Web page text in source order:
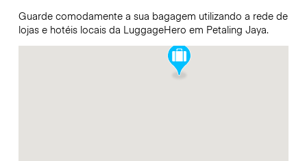
Guarde comodamente a sua bagagem utilizando a rede de
lojas e hotéis locais da LuggageHero em Petaling Jaya.